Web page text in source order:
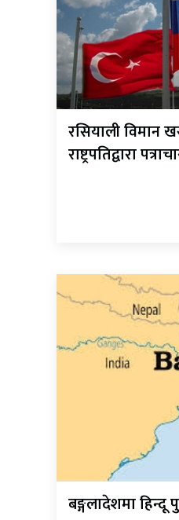
रसियाली विमान
राष्ट्रपतिद्वारा
बङ्गलादेशमा हिन्दू